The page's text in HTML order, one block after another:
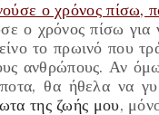
ο χρόνος πίσω,
ο χρόνος πίσω για
το πρωινό που
ανθρώπους. Αν
θα ήθελα να
της ζωής μου,